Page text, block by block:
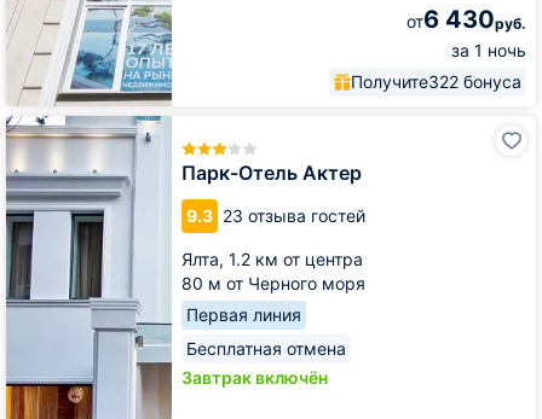
от6 430руб.
за 1 ночь
Получите322 бонуса
Парк-Отель Актер
9.3 23 отзыва гостей
Ялта, 1.2 км от центра
80 м от Черного моря
Первая линия
Бесплатная отмена
Завтрак включён
Парк-
Отель
Актер